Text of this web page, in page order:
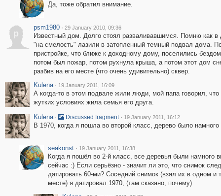
Да, тоже обратил внимание.
p
psm1980 · 29 January 2010, 09:36
Известный дом. Долго стоял разваливавшимся. Помню как в
"на смелость" лазили в затопленный темный подвал дома.
пристройке, что ближе к доходному дому, поселились
потом был пожар, потом рухнула крыша, а потом этот дом
разбив на его месте (что очень удивительно) сквер.
Kulena · 19 January 2011, 16:09
А когда-то в этом подвале жили люди, мой папа говорил, что
жутких условиях жила семья его друга.
Kulena · Discussed fragment · 19 January 2011, 16:12
В 1970, когда я пошла во второй класс, дерево было
seakonst · 19 January 2011, 16:38
Когда я пошёл во 2-й класс, все деревья были намного
сейчас :) Если серьёзно - значит ли это, что снимок
датировать 60-ми? Соседний снимок (взял их в одном и
месте) я датировал 1970, (там сказано, почему)